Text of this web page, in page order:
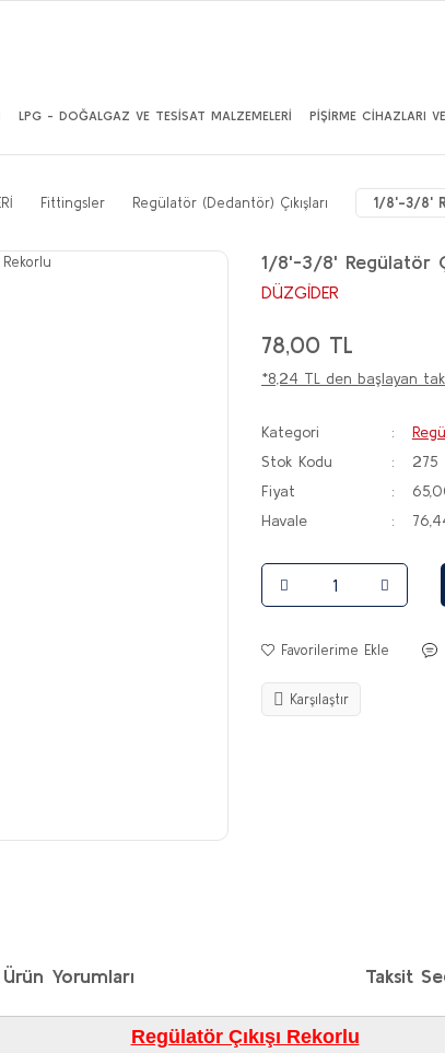
LPG - DOĞALGAZ VE TESİSAT MALZEMELERİ PİŞİRME CİHAZLARI
Fittingsler Regülatör (Dedantör) Çıkışları 1/8'-3/8'
1/8'-3/8' Regülatör
DÜZGİDER
78,00 TL
*8,24 TL den başlayan
Kategori
Stok Kodu
275
Fiyat
Havale
Karşılaştır
Ürün Yorumları Taksit
Regülatör Çıkışı Rekorlu